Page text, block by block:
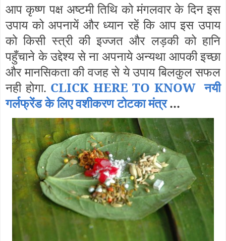
आप कृष्ण पक्ष अष्टमी तिथि को मंगलवार के दिन इस
उपाय को अपनायें और ध्यान रहें कि आप इस उपाय
को किसी स्त्री की इज्जत और लड़की को हानि
पहुँचाने के उद्देश्य से ना अपनाये अन्यथा आपकी इच्छा
और मानसिकता की वजह से ये उपाय बिलकुल सफल
नही होगा. CLICK HERE TO KNOW नयी
गर्लफ्रेंड के लिए वशीकरण टोटका मंत्र...